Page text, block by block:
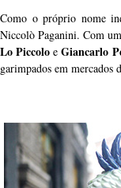
Como o próprio nome
Niccolò Paganini. Com
Lo Piccolo eGiancarlo
garimpados em mercados